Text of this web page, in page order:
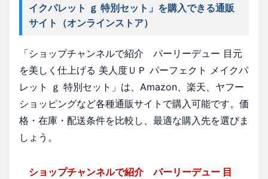
イクパレット ｇ 特別セット」を購入できる通販
サイト（オンラインストア）
「ショップチャンネルで紹介 パーリーデュー 目元
を美しく仕上げる 美人度ＵＰ パーフェクト メイクパ
レット ｇ 特別セット」は、Amazon、楽天、ヤフー
ショッピングなど各種通販サイトで購入可能です。価
格・在庫・配送条件を比較し、最適な購入先を選びま
しょう。
ショップチャンネルで紹介 パーリーデュー 目